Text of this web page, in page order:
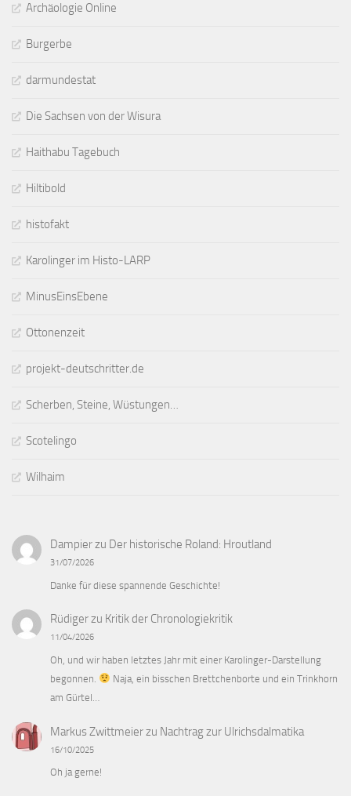
Archäologie Online
Burgerbe
darmundestat
Die Sachsen von der Wisura
Haithabu Tagebuch
Hiltibold
histofakt
Karolinger im Histo-LARP
MinusEinsEbene
Ottonenzeit
projekt-deutschritter.de
Scherben, Steine, Wüstungen…
Scotelingo
Wilhaim
Dampierzu Der historische Roland: Hroutland
31/07/2026
Danke für diese spannende Geschichte!
Rüdigerzu Kritik der Chronologiekritik
11/04/2026
Oh, und wir haben letztes Jahr mit einer Karolinger-Darstellung
begonnen.
Naja, ein bisschen Brettchenborte und ein Trinkhorn
am Gürtel…
Markus Zwittmeierzu Nachtrag zur Ulrichsdalmatika
16/10/2025
Oh ja gerne!